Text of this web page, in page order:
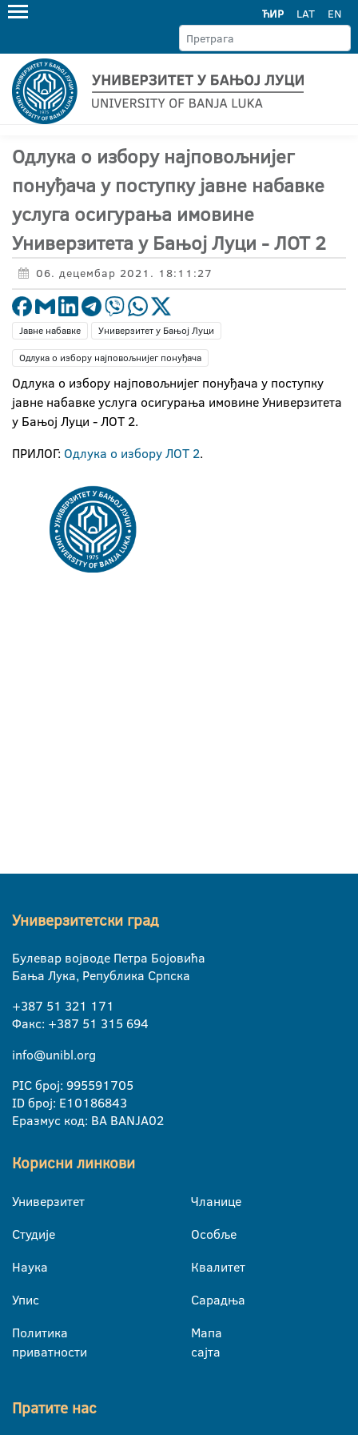
ЋИР LAT EN
Oдлукa o избору најповољнијег
понуђача у поступку јавне набавке
услуга осигурања имовине
Универзитета у Бањој Луци - ЛОТ 2
06. децембар 2021. 18:11:27
Јавне набавке
Универзитет у Бањој Луци
Одлука о избору најповољнијег понуђача
Oдлукa o избору најповољнијег понуђача у поступку
јавне набавке услуга осигурања имовине Универзитета
у Бањој Луци - ЛОТ 2.
ПРИЛОГ: Одлука о избору ЛОТ 2.
Универзитетски град
Булевар војводе Петра Бојовића
Бања Лука, Република Српска
+387 51 321 171
Факс: +387 51 315 694
info@unibl.org
PIC број: 995591705
ID број: E10186843
Еразмус код: BA BANJA02
Корисни линкови
Универзитет
Студије
Наука
Упис
Политика
приватности
Чланице
Особље
Квалитет
Сарадња
Мапа
сајта
Пратите нас